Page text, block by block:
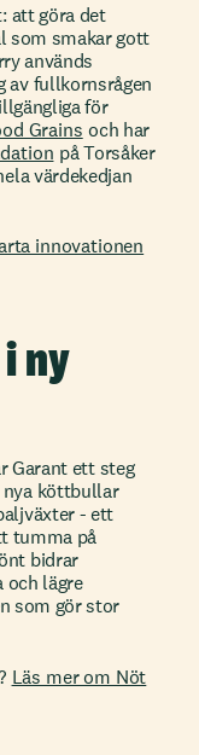
att göra det
som smakar gott
används
av fullkornsrågen
för
Grains och har
på Torsåker
värdekedjan
innovationen
ny
Garant ett steg
nya köttbullar
- ett
tumma på
bidrar
och lägre
som gör stor
Läs mer om Nöt